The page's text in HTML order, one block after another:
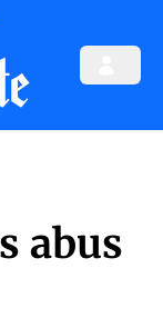
abus